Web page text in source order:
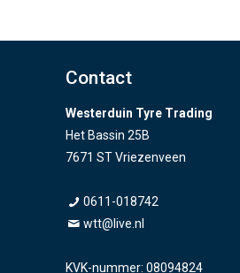
Contact
Westerduin Tyre Trading
Het Bassin 25B
7671 ST Vriezenveen
0611-018742
wtt@live.nl
KVK-nummer: 08094824